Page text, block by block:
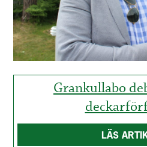
YLEINEN
ALLMÄN
MAINOSTAJILLE
FÖR
Grankullabo
LÄS